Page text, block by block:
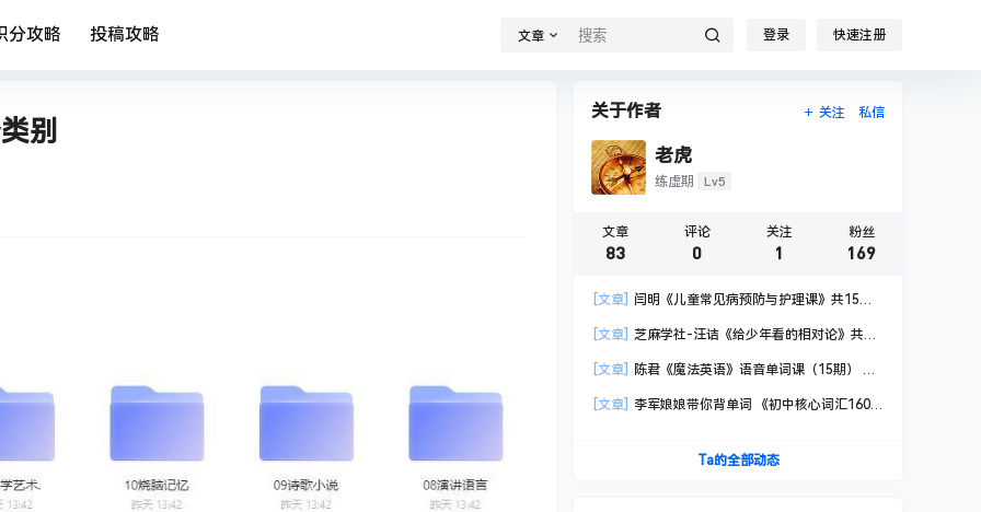
分攻略 投稿攻略 文章 登录 快速注册
别
关于作者 关注 私信
老虎
练虚期 Lv5
文章
83
评论
0
关注
1
粉丝
169
[文章]
闫明《儿童常见病预防与护理课》共15节
[文章]
芝麻学社-汪诘《给少年看的相对论》共10
[文章]
陈君《魔法英语》语音单词课（15期） 共
[文章]
李军娘娘带你背单词 《初中核心词汇1600
Ta的全部动态